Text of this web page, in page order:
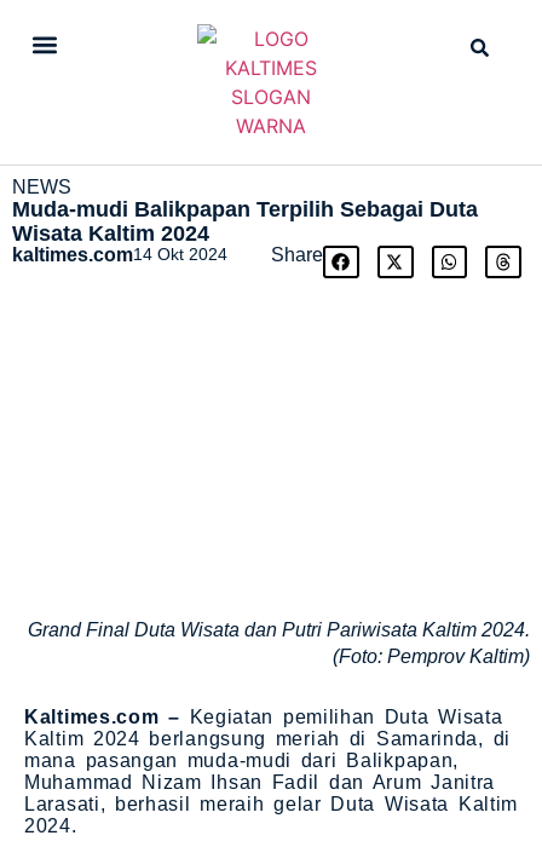
NEWS
Muda-mudi Balikpapan Terpilih Sebagai Duta
Wisata Kaltim 2024
kaltimes.com14 Okt 2024 Share
Grand Final Duta Wisata dan Putri Pariwisata Kaltim 2024.
(Foto: Pemprov Kaltim)
Kaltimes.com –
Kegiatan pemilihan Duta Wisata
Kaltim 2024 berlangsung meriah di Samarinda, di
mana pasangan muda-mudi dari Balikpapan,
Muhammad Nizam Ihsan Fadil dan Arum Janitra
Larasati, berhasil meraih gelar Duta Wisata Kaltim
2024.